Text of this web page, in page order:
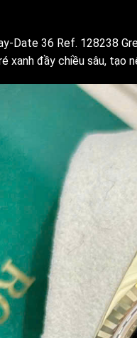
Date 36 Ref. 128238
xanh đầy chiều sâu, tạo